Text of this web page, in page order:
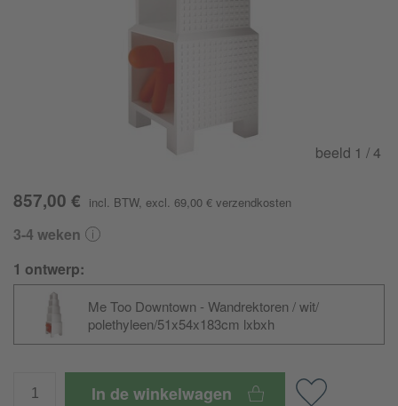
beeld 1 / 4
857,00 € incl. BTW, excl. 69,00 € verzendkosten
3-4 weken
1 ontwerp:
Me Too Downtown - Wandrektoren / wit/
polethyleen/51x54x183cm lxbxh
In de winkelwagen